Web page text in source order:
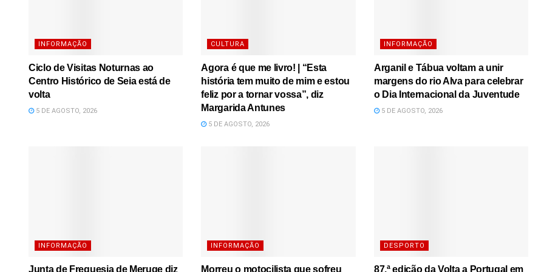
INFORMAÇÃO
Ciclo de Visitas Noturnas ao
Centro Histórico de Seia está de
volta
5 DE AGOSTO, 2026
CULTURA
Agora é que me livro! | “Esta
história tem muito de mim e estou
feliz por a tornar vossa”, diz
Margarida Antunes
5 DE AGOSTO, 2026
INFORMAÇÃO
Arganil e Tábua voltam a unir
margens do rio Alva para celebrar
o Dia Internacional da Juventude
5 DE AGOSTO, 2026
INFORMAÇÃO
Junta de Freguesia de Meruge diz
INFORMAÇÃO
Morreu o motocilista que sofreu
DESPORTO
87.ª edição da Volta a Portugal em